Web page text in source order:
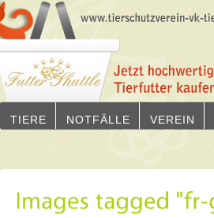
TIERE NOTFÄLLE VEREIN